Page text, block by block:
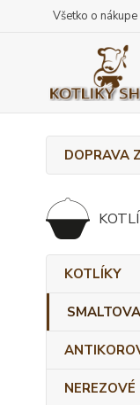
Všetko o nákupe
DOPRAVA
KOTLÍKY